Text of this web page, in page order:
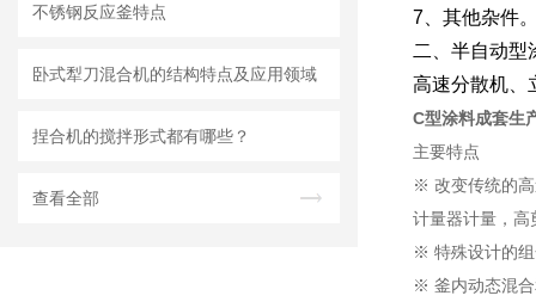
不锈钢反应釜特点
卧式犁刀混合机的结构特点及应用领域
捏合机的搅拌形式都有哪些？
查看全部
7、其他杂件
二、半自动型
高速分散机、
C型涂料成套生
主要特点
※ 改变传统的高
计量器计量，高
※ 特殊设计的组
※ 釜内动态混合